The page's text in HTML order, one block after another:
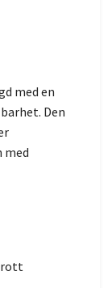
med en
Den
med